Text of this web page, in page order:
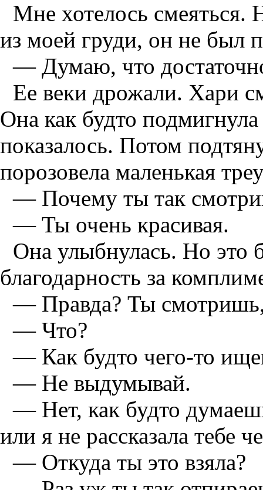
Мне хотелось смеяться.
из моей груди, он не был
— Думаю, что
Ее веки дрожали. Хари
Она как будто
показалось. Потом
порозовела маленькая
— Почему ты так
— Ты очень красивая.
Она улыбнулась. Но это
благодарность за
— Правда? Ты смотришь,
— Что?
— Как будто чего-то
— Не выдумывай.
— Нет, как будто
или я не рассказала тебе
— Откуда ты это взяла?